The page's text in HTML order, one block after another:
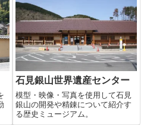
石見銀山世界遺産センター
模型・映像・写真を使用して石見
銀山の開発や精錬について紹介す
る歴史ミュージアム。